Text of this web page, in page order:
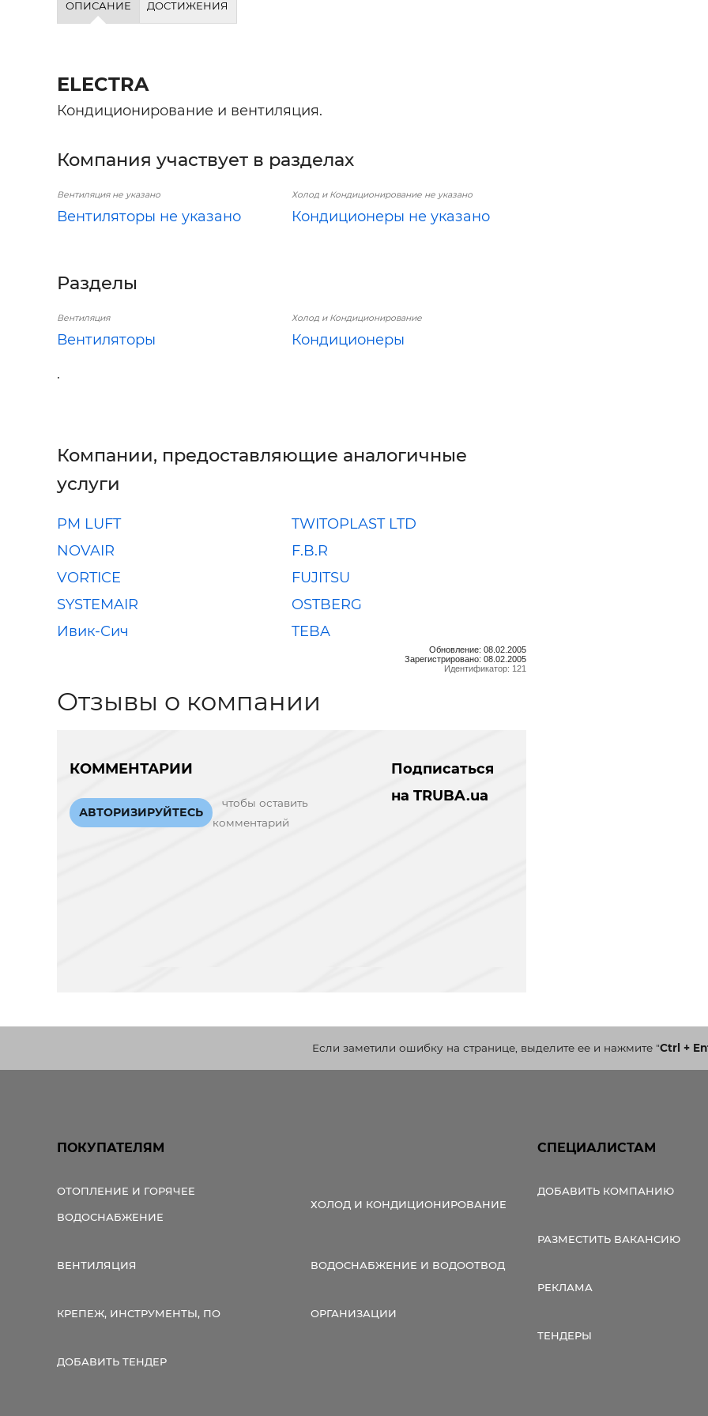
ОПИСАНИЕ ДОСТИЖЕНИЯ
ELECTRA
Кондиционирование и вентиляция.
Компания участвует в разделах
Вентиляция не указано
Вентиляторы не указано
Холод и Кондиционирование не указано
Кондиционеры не указано
Разделы
Вентиляция
Вентиляторы
Холод и Кондиционирование
Кондиционеры
.
Компании, предоставляющие аналогичные
услуги
PM LUFT
TWITOPLAST LTD
NOVAIR
F.B.R
VORTICE
FUJITSU
SYSTEMAIR
OSTBERG
Ивик-Сич
TEBA
Обновление: 08.02.2005
Зарегистрировано: 08.02.2005
Идентификатор: 121
Отзывы о компании
КОММЕНТАРИИ
АВТОРИЗИРУЙТЕСЬ
чтобы оставить
комментарий
Подписаться
на TRUBA.ua
Если заметили ошибку на странице, выделите ее и нажмите"Ctrl +
ПОКУПАТЕЛЯМ
ОТОПЛЕНИЕ И ГОРЯЧЕЕ
ВОДОСНАБЖЕНИЕ
ХОЛОД И КОНДИЦИОНИРОВАНИЕ
ВЕНТИЛЯЦИЯ ВОДОСНАБЖЕНИЕ И ВОДООТВОД
КРЕПЕЖ, ИНСТРУМЕНТЫ, ПО ОРГАНИЗАЦИИ
ДОБАВИТЬ ТЕНДЕР
СПЕЦИАЛИСТАМ
ДОБАВИТЬ КОМПАНИЮ
РАЗМЕСТИТЬ ВАКАНСИЮ
РЕКЛАМА
ТЕНДЕРЫ